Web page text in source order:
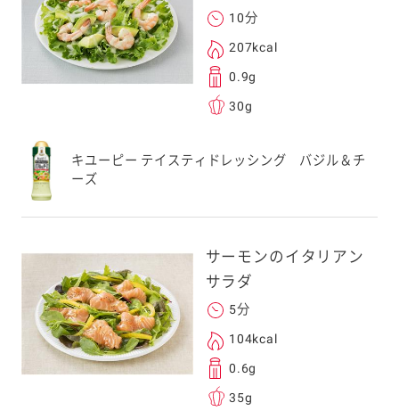
10分
207kcal
0.9g
30g
キユーピー テイスティドレッシング バジル＆チ
ーズ
サーモンのイタリアン
サラダ
5分
104kcal
0.6g
35g